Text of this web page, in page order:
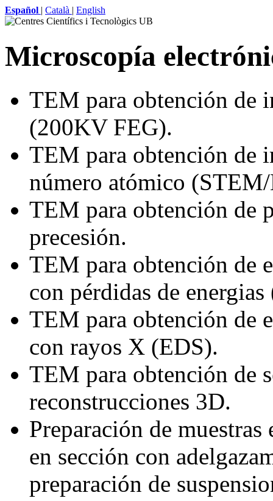
Español | Català | English
Microscopía
TEM para obtención de
(200KV FEG).
TEM para obtención de
número atómico
TEM para obtención de
precesión.
TEM para obtención de
con pérdidas de
TEM para obtención de
con rayos X (EDS).
TEM para obtención de
reconstrucciones 3D.
Preparación de
en sección con
preparación de